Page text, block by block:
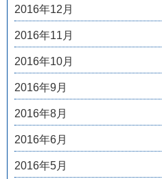
2016年12月
2016年11月
2016年10月
2016年9月
2016年8月
2016年6月
2016年5月